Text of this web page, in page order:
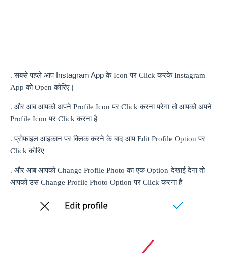
. सबसे पहले आप Instagram AppकेIconपर ClickकरकेInstagram
AppकोOpenकोरिए |
. और आब आपको अपने Profile Iconपर Clickकरना परेगा तो आपको अपने
Profile Iconपर Clickकरना है |
. प्रोफाइल आइकान पर क्लिक करने के बाद आपEdit Profile Optionपर
Clickकोरिए |
. और आब आपकोChange Profile Photoका एकOptionदेखाई देगा तो
आपको उसChange Profile Photo Optionपर Clickकरना है |